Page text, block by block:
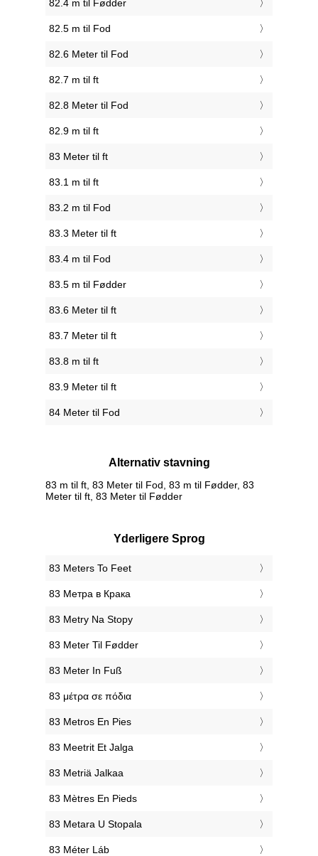
82.4 m til Fødder
82.5 m til Fod
82.6 Meter til Fod
82.7 m til ft
82.8 Meter til Fod
82.9 m til ft
83 Meter til ft
83.1 m til ft
83.2 m til Fod
83.3 Meter til ft
83.4 m til Fod
83.5 m til Fødder
83.6 Meter til ft
83.7 Meter til ft
83.8 m til ft
83.9 Meter til ft
84 Meter til Fod
Alternativ stavning
83 m til ft, 83 Meter til Fod, 83 m til Fødder, 83
Meter til ft, 83 Meter til Fødder
Yderligere Sprog
‎83 Meters To Feet
‎83 Метра в Крака
‎83 Metry Na Stopy
‎83 Meter Til Fødder
‎83 Meter In Fuß
‎83 μέτρα σε πόδια
‎83 Metros En Pies
‎83 Meetrit Et Jalga
‎83 Metriä Jalkaa
‎83 Mètres En Pieds
‎83 Metara U Stopala
‎83 Méter Láb